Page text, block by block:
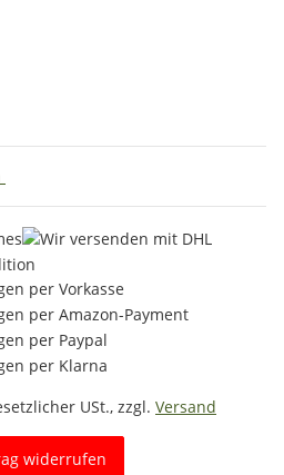
USt., zzgl. Versand
widerrufen